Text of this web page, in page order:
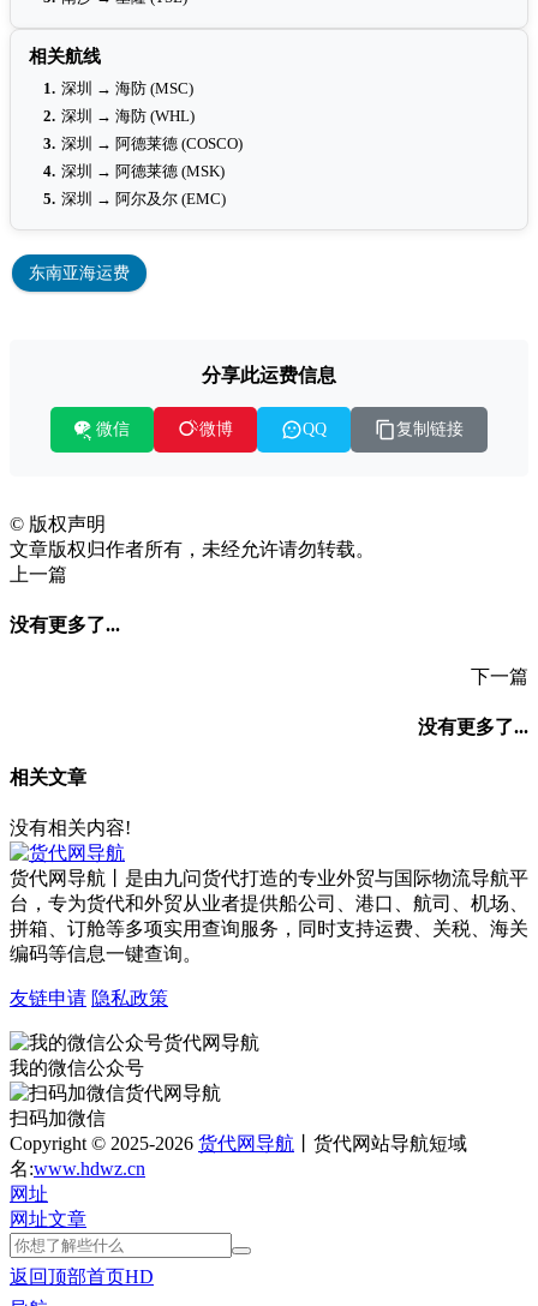
相关航线
1. 深圳 → 海防 (MSC)
2. 深圳 → 海防 (WHL)
3. 深圳 → 阿德莱德 (COSCO)
4. 深圳 → 阿德莱德 (MSK)
5. 深圳 → 阿尔及尔 (EMC)
东南亚海运费
分享此运费信息
微信 微博 QQ 复制链接
© 版权声明
文章版权归作者所有，未经允许请勿转载。
上一篇
没有更多了...
下一篇
没有更多了...
相关文章
没有相关内容!
货代网导航丨是由九问货代打造的专业外贸与国际物流导航平
台，专为货代和外贸从业者提供船公司、港口、航司、机场、
拼箱、订舱等多项实用查询服务，同时支持运费、关税、海关
编码等信息一键查询。
友链申请 隐私政策
我的微信公众号
扫码加微信
Copyright © 2025-2026 货代网导航 丨货代网站导航短域
名:www.hdwz.cn
网址
网址文章
返回顶部首页HD